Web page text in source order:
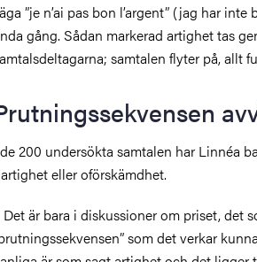
”je n’ai pas bon l’argent” (jag har
gång. Sådan markerad artighet tas
samtalen flyter på, allt
200 undersökta samtalen har Linnéa
eller oförskämdhet.
Det är bara i diskussioner om priset, det
som det verkar